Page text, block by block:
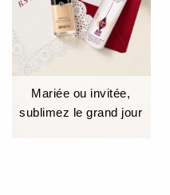
Mariée ou invitée,
sublimez le grand jour